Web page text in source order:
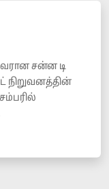
சன்ன டி
நிறுவனத்தின்